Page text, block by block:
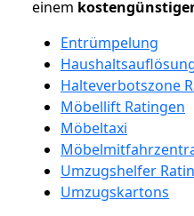
einem
Entrümpelung
Halteverbotszone
Möbellift Ratingen
Möbeltaxi
Umzugshelfer
Umzugskartons